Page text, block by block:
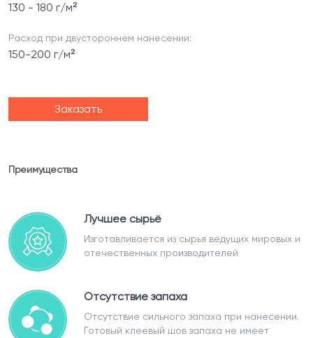
130 - 180 г/м²
Расход при двустороннем нанесении:
150-200 г/м²
Заказать
Преимущества
Лучшее сырьё
Изготавливается из сырья ведущих мировых и
отечественных производителей
Отсутствие запаха
Отсутствие сильного запаха при нанесении.
Готовый клеевый шов запаха не имеет